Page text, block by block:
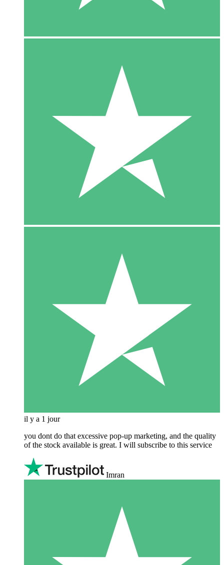
il y a 1 jour
you dont do that excessive pop-up marketing, and the quality
of the stock available is great. I will subscribe to this service
Imran